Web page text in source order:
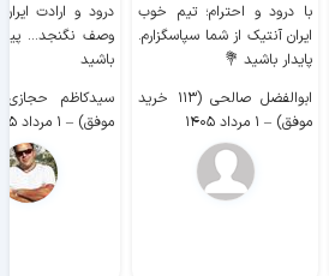
با درود و احترام؛ تیم خوب
ایران آنتیک از شما سپاسگزارم.
پایدار باشید 💐
ابوالفضل صالحی (۱۱۳ خرید
موفق) – ۱ مرداد ۱۴۰۵
درود و ارادت
وصف نگنجد...
باشید
موفق) – ۱ مرداد ۱۴۰۵